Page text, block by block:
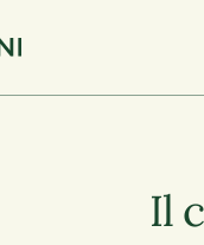
Il